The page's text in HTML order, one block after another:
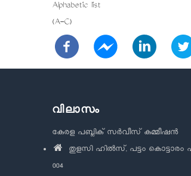
Alphabetic list
(A-C)
വിലാസം
കേരള പബ്ലിക് സർവീസ് കമ്മീഷൻ
തുളസി ഹിൽസ്, പട്ടം കൊട്ടാരം
004